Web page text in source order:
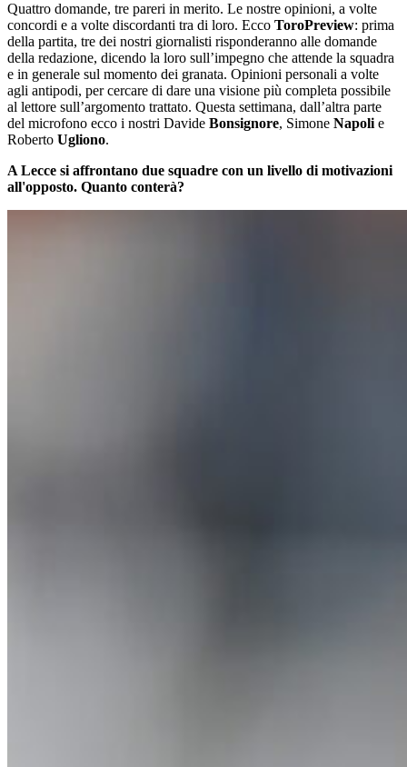
Quattro domande, tre pareri in merito. Le nostre opinioni, a volte
concordi e a volte discordanti tra di loro. Ecco ToroPreview: prima
della partita, tre dei nostri giornalisti risponderanno alle domande
della redazione, dicendo la loro sull’impegno che attende la squadra
e in generale sul momento dei granata. Opinioni personali a volte
agli antipodi, per cercare di dare una visione più completa possibile
al lettore sull’argomento trattato. Questa settimana, dall’altra parte
del microfono ecco i nostri Davide Bonsignore, Simone Napoli e
Roberto Ugliono.
A Lecce si affrontano due squadre con un livello di motivazioni
all'opposto. Quanto conterà?